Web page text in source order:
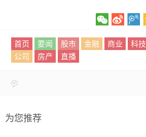
首页 要闻 股市 金融 商业 科技
公司
房产 直播
为您推荐